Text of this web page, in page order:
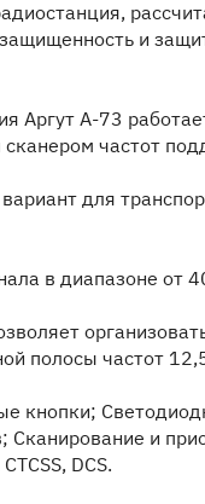
и
Аргут А-73
частот
для
в диапазоне
полосы частот
кнопки;
Сканирование и
DCS.